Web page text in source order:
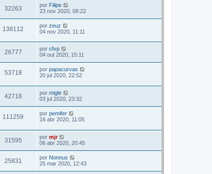
32263 por Filipe
23 nov 2020, 08:22
138112 por zeuz
04 nov 2020, 11:11
26777 por cfvp
04 out 2020, 15:11
53718 por papacurvas
20 jul 2020, 22:52
42718 por migle
03 jul 2020, 23:32
111259 por pemifer
16 abr 2020, 11:05
31595 por mjr
06 abr 2020, 20:45
25831 por Nonnus
25 mar 2020, 12:43